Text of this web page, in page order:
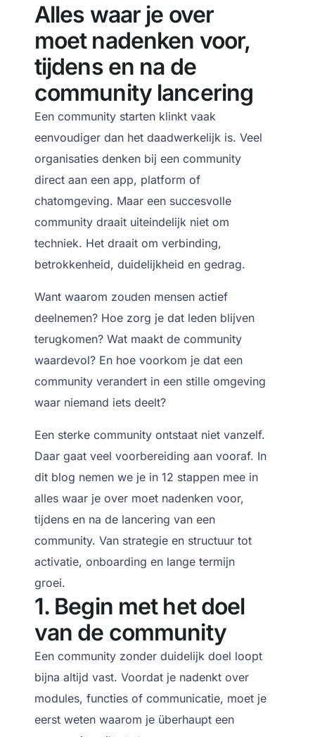
Alles waar je over
moet nadenken voor,
tijdens en na de
community lancering
Een community starten klinkt vaak
eenvoudiger dan het daadwerkelijk is. Veel
organisaties denken bij een community
direct aan een app, platform of
chatomgeving. Maar een succesvolle
community draait uiteindelijk niet om
techniek. Het draait om verbinding,
betrokkenheid, duidelijkheid en gedrag.
Want waarom zouden mensen actief
deelnemen? Hoe zorg je dat leden blijven
terugkomen? Wat maakt de community
waardevol? En hoe voorkom je dat een
community verandert in een stille omgeving
waar niemand iets deelt?
Een sterke community ontstaat niet vanzelf.
Daar gaat veel voorbereiding aan vooraf. In
dit blog nemen we je in 12 stappen mee in
alles waar je over moet nadenken voor,
tijdens en na de lancering van een
community. Van strategie en structuur tot
activatie, onboarding en lange termijn
groei.
1. Begin met het doel
van de community
Een community zonder duidelijk doel loopt
bijna altijd vast. Voordat je nadenkt over
modules, functies of communicatie, moet je
eerst weten waarom je überhaupt een